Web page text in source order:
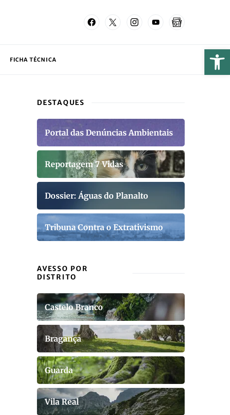
FICHA TÉCNICA
DESTAQUES
Portal das Denúncias Ambientais
Reportagem 7 Vidas
Dossier: Águas do Planalto
Tribuna Contra o Extrativismo
AVESSO POR
DISTRITO
Castelo Branco
Bragança
Guarda
Vila Real